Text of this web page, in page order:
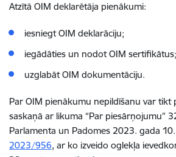
Atzītā OIM deklarētāja pienākumi:
iesniegt OIM deklarāciju;
iegādāties un nodot OIM sertifikātus;
uzglabāt OIM dokumentāciju.
Par OIM pienākumu nepildīšanu var tikt
saskaņā ar likuma “Par piesārņojumu”
Parlamenta un Padomes 2023. gada
2023/956, ar ko izveido oglekļa